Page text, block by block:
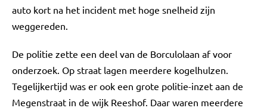
auto kort na het incident met hoge snelheid zijn
weggereden.
De politie zette een deel van de Borculolaan af voor
onderzoek. Op straat lagen meerdere kogelhulzen.
Tegelijkertijd was er ook een grote politie-inzet aan de
Megenstraat in de wijk Reeshof. Daar waren meerdere